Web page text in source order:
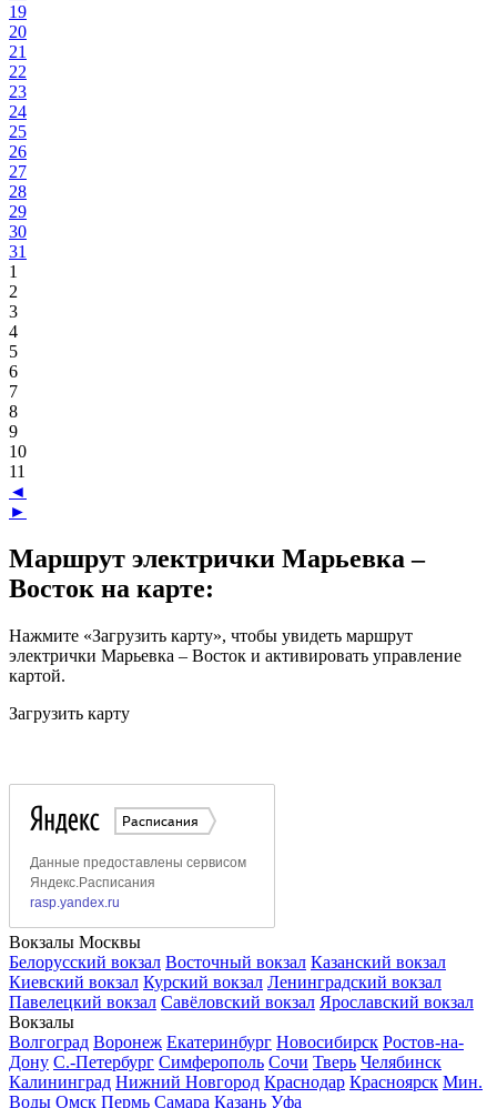
19
20
21
22
23
24
25
26
27
28
29
30
31
1
2
3
4
5
6
7
8
9
10
11
◄
►
Маршрут электрички Марьевка –
Восток на карте:
Нажмите «Загрузить карту», чтобы увидеть маршрут
электрички Марьевка – Восток и активировать управление
картой.
Загрузить карту
Вокзалы Москвы
Белорусский вокзал Восточный вокзал Казанский вокзал
Киевский вокзал Курский вокзал Ленинградский вокзал
Павелецкий вокзал Савёловский вокзал Ярославский вокзал
Вокзалы
Волгоград Воронеж Екатеринбург Новосибирск Ростов-на-
Дону С.-Петербург Симферополь Сочи Тверь Челябинск
Калининград Нижний Новгород Краснодар Красноярск Мин.
Воды Омск Пермь Самара Казань Уфа